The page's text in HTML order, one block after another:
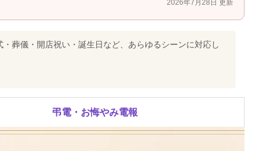
2026年7月28日 更新
葬儀・開店祝い・誕生日など、あらゆるシーンに対応し
弔電・お悔やみ電報